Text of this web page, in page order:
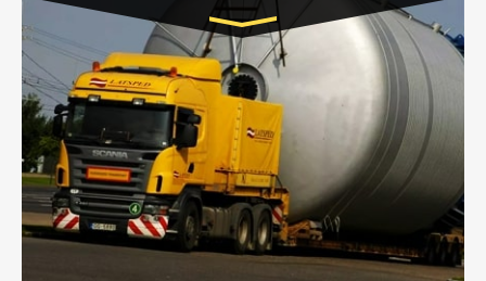
Цена за км. Рассчитывается
индивидуально
- Перевозка техники и негабаритных грузов
осуществляется после получения разрешения на
перевозку (обычно 7-14 дней).
- Тайгер Логистик в короткие сроки поможет вам
качественно и безопасно перевезти негабаритные
грузы по всей России тралом, манипулятором и
другим транспортом и подобрать оптимальный